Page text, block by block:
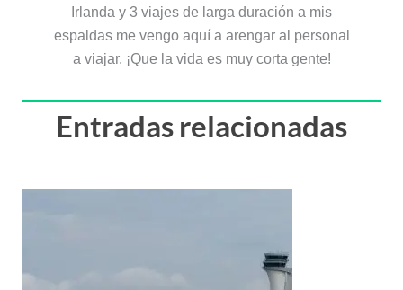
Irlanda y 3 viajes de larga duración a mis
espaldas me vengo aquí a arengar al personal
a viajar. ¡Que la vida es muy corta gente!
Entradas relacionadas